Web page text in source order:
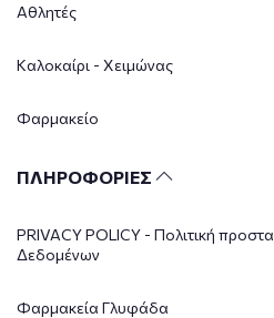
Αθλητές
Καλοκαίρι - Χειμώνας
Φαρμακείο
ΠΛΗΡΟΦΟΡΙΕΣ
PRIVACY POLICY - Πολιτική
Δεδομένων
Φαρμακεία Γλυφάδα